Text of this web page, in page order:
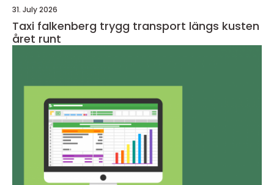
31. July 2026
Taxi falkenberg trygg transport längs kusten
året runt